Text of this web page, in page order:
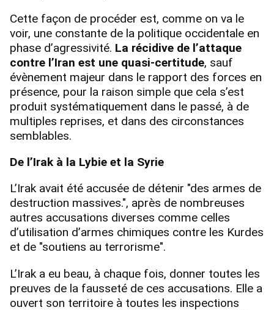
Cette façon de procéder est, comme on va le
voir, une constante de la politique occidentale en
phase d’agressivité. La récidive de l’attaque
contre l’Iran est une quasi-certitude, sauf
évènement majeur dans le rapport des forces en
présence, pour la raison simple que cela s’est
produit systématiquement dans le passé, à de
multiples reprises, et dans des circonstances
semblables.
De l’Irak à la Lybie et la Syrie
L’Irak avait été accusée de détenir "des armes de
destruction massives.", après de nombreuses
autres accusations diverses comme celles
d’utilisation d’armes chimiques contre les Kurdes
et de "soutiens au terrorisme".
L’Irak a eu beau, à chaque fois, donner toutes les
preuves de la fausseté de ces accusations. Elle a
ouvert son territoire à toutes les inspections